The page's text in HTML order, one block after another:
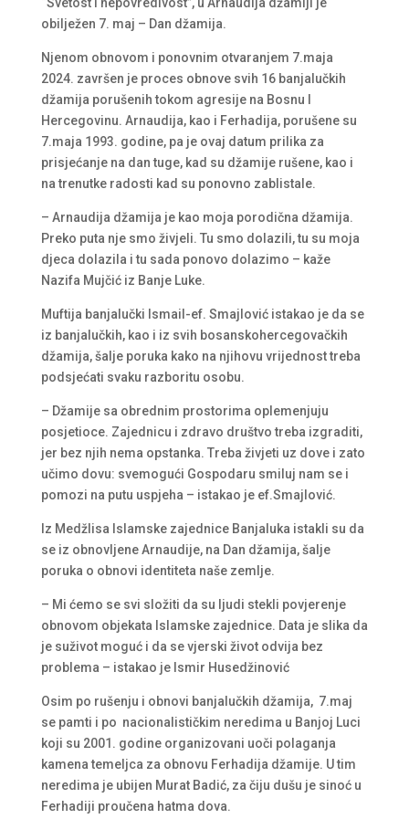
obilježen 7. maj – Dan džamija.
Njenom obnovom i ponovnim otvaranjem 7.maja
2024. završen je proces obnove svih 16 banjalučkih
džamija porušenih tokom agresije na Bosnu I
Hercegovinu. Arnaudija, kao i Ferhadija, porušene su
7.maja 1993. godine, pa je ovaj datum prilika za
prisjećanje na dan tuge, kad su džamije rušene, kao i
na trenutke radosti kad su ponovno zablistale.
– Arnaudija džamija je kao moja porodična džamija.
Preko puta nje smo živjeli. Tu smo dolazili, tu su moja
djeca dolazila i tu sada ponovo dolazimo – kaže
Nazifa Mujčić iz Banje Luke.
Muftija banjalučki Ismail-ef. Smajlović istakao je da se
iz banjalučkih, kao i iz svih bosanskohercegovačkih
džamija, šalje poruka kako na njihovu vrijednost treba
podsjećati svaku razboritu osobu.
– Džamije sa obrednim prostorima oplemenjuju
posjetioce. Zajednicu i zdravo društvo treba izgraditi,
jer bez njih nema opstanka. Treba živjeti uz dove i zato
učimo dovu: svemogući Gospodaru smiluj nam se i
pomozi na putu uspjeha – istakao je ef.Smajlović.
Iz Medžlisa Islamske zajednice Banjaluka istakli su da
se iz obnovljene Arnaudije, na Dan džamija, šalje
poruka o obnovi identiteta naše zemlje.
– Mi ćemo se svi složiti da su ljudi stekli povjerenje
obnovom objekata Islamske zajednice. Data je slika da
je suživot moguć i da se vjerski život odvija bez
problema – istakao je Ismir Husedžinović
Osim po rušenju i obnovi banjalučkih džamija, 7.maj
se pamti i po nacionalističkim neredima u Banjoj Luci
koji su 2001. godine organizovani uoči polaganja
kamena temeljca za obnovu Ferhadija džamije. U tim
neredima je ubijen Murat Badić, za čiju dušu je sinoć u
Ferhadiji proučena hatma dova.